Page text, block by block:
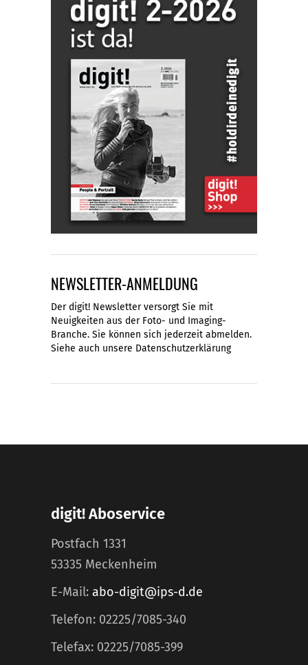
NEWSLETTER-ANMELDUNG
Der digit! Newsletter versorgt Sie mit
Neuigkeiten aus der Foto- und Imaging-
Branche. Sie können sich jederzeit abmelden.
Siehe auch unsere Datenschutzerklärung
digit! Aboservice
Postfach 1331
53335 Meckenheim
E-Mail: abo-digit@ips-d.de
Telefon: 02225/7085-340
Telefax: 02225/7085-399